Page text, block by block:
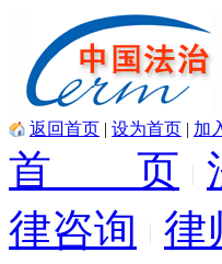
返回首页 | 设为首页 | 加
首 页
律咨询
律